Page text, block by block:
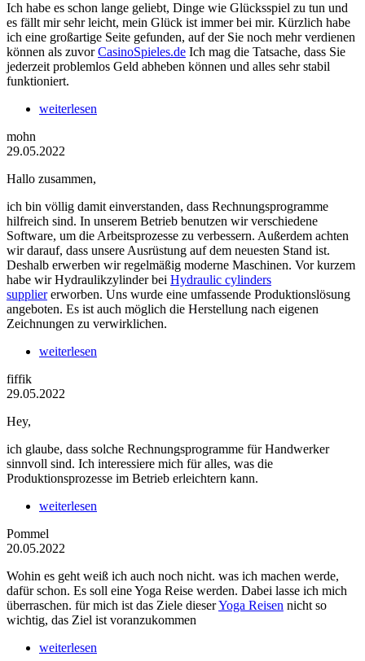
Ich habe es schon lange geliebt, Dinge wie Glücksspiel zu tun und
es fällt mir sehr leicht, mein Glück ist immer bei mir. Kürzlich habe
ich eine großartige Seite gefunden, auf der Sie noch mehr verdienen
können als zuvorCasinoSpieles.de Ich mag die Tatsache, dass Sie
jederzeit problemlos Geld abheben können und alles sehr stabil
funktioniert.
weiterlesen
mohn
29.05.2022
Hallo zusammen,
ich bin völlig damit einverstanden, dass Rechnungsprogramme
hilfreich sind. In unserem Betrieb benutzen wir verschiedene
Software, um die Arbeitsprozesse zu verbessern. Außerdem achten
wir darauf, dass unsere Ausrüstung auf dem neuesten Stand ist.
Deshalb erwerben wir regelmäßig moderne Maschinen. Vor kurzem
habe wir Hydraulikzylinder bei Hydraulic cylinders
suppliererworben. Uns wurde eine umfassende Produktionslösung
angeboten. Es ist auch möglich die Herstellung nach eigenen
Zeichnungen zu verwirklichen.
weiterlesen
fiffik
29.05.2022
Hey,
ich glaube, dass solche Rechnungsprogramme für Handwerker
sinnvoll sind. Ich interessiere mich für alles, was die
Produktionsprozesse im Betrieb erleichtern kann.
weiterlesen
Pommel
20.05.2022
Wohin es geht weiß ich auch noch nicht. was ich machen werde,
dafür schon. Es soll eine Yoga Reise werden. Dabei lasse ich mich
überraschen. für mich ist das Ziele dieserYoga Reisen nicht so
wichtig, das Ziel ist voranzukommen
weiterlesen